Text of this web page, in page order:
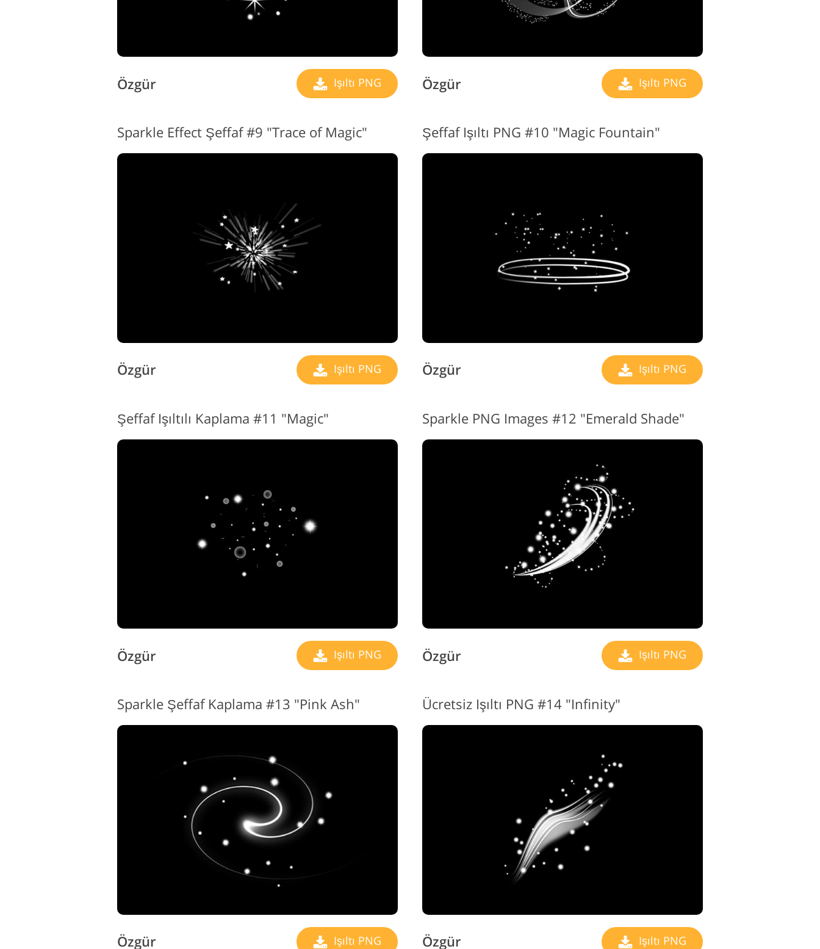
Özgür Işıltı PNG Özgür Işıltı PNG
Sparkle Effect Şeffaf #9 "Trace of Magic"
Özgür Işıltı PNG
Şeffaf Işıltı PNG #10 "Magic Fountain"
Özgür Işıltı PNG
Şeffaf Işıltılı Kaplama #11 "Magic"
Özgür Işıltı PNG
Sparkle PNG Images #12 "Emerald Shade"
Özgür Işıltı PNG
Sparkle Şeffaf Kaplama #13 "Pink Ash"
Özgür Işıltı PNG
Ücretsiz Işıltı PNG #14 "Infinity"
Özgür Işıltı PNG